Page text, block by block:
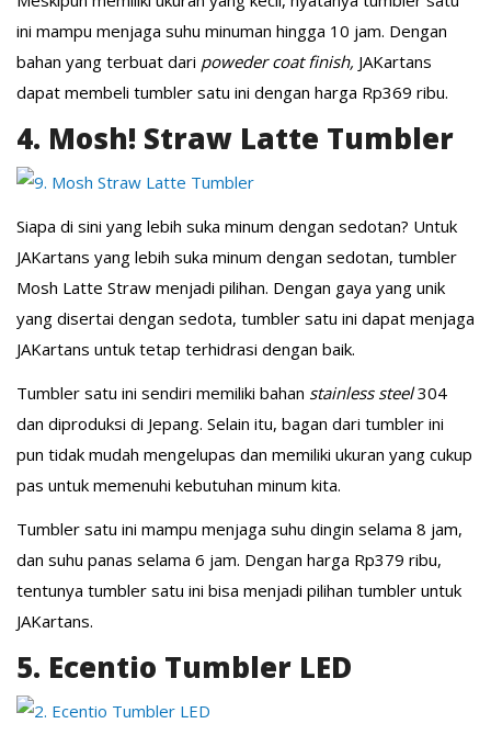
ini mampu menjaga suhu minuman hingga 10 jam. Dengan
bahan yang terbuat dari poweder coat finish, JAKartans
dapat membeli tumbler satu ini dengan harga Rp369 ribu.
4. Mosh! Straw Latte Tumbler
Siapa di sini yang lebih suka minum dengan sedotan? Untuk
JAKartans yang lebih suka minum dengan sedotan, tumbler
Mosh Latte Straw menjadi pilihan. Dengan gaya yang unik
yang disertai dengan sedota, tumbler satu ini dapat menjaga
JAKartans untuk tetap terhidrasi dengan baik.
Tumbler satu ini sendiri memiliki bahan stainless steel304
dan diproduksi di Jepang. Selain itu, bagan dari tumbler ini
pun tidak mudah mengelupas dan memiliki ukuran yang cukup
pas untuk memenuhi kebutuhan minum kita.
Tumbler satu ini mampu menjaga suhu dingin selama 8 jam,
dan suhu panas selama 6 jam. Dengan harga Rp379 ribu,
tentunya tumbler satu ini bisa menjadi pilihan tumbler untuk
JAKartans.
5. Ecentio Tumbler LED